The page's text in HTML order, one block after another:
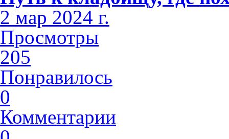
2 мар 2024 г.
Просмотры
205
Понравилось
0
Комментарии